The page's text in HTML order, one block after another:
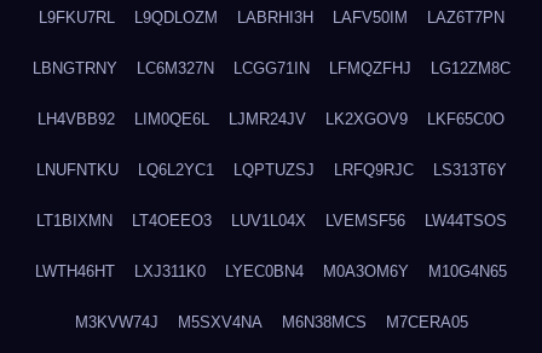
L9FKU7RL L9QDLOZM LABRHI3H LAFV50IM LAZ6T7PN
LBNGTRNY LC6M327N LCGG71IN LFMQZFHJ LG12ZM8C
LH4VBB92 LIM0QE6L LJMR24JV LK2XGOV9 LKF65C0O
LNUFNTKU LQ6L2YC1 LQPTUZSJ LRFQ9RJC LS313T6Y
LT1BIXMN LT4OEEO3 LUV1L04X LVEMSF56 LW44TSOS
LWTH46HT LXJ311K0 LYEC0BN4 M0A3OM6Y M10G4N65
M3KVW74J M5SXV4NA M6N38MCS M7CERA05